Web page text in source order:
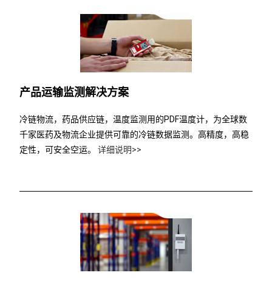
产品运输监测解决方案
冷链物流，药品供应链，温度监测用的PDF温度计，为全球数
千家医药及物流企业提供可靠的冷链数据监测。高精度，高稳
定性，可安全空运。
详细说明>>